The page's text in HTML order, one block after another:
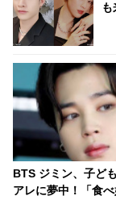
BTS ジミン、子ど
アレに夢中！「食